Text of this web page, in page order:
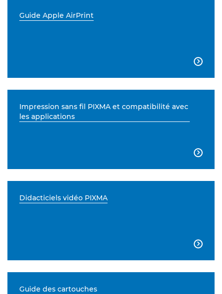
Guide Apple AirPrint

Impression sans fil PIXMA et compatibilité avec
les applications

Didacticiels vidéo PIXMA

Guide des cartouches